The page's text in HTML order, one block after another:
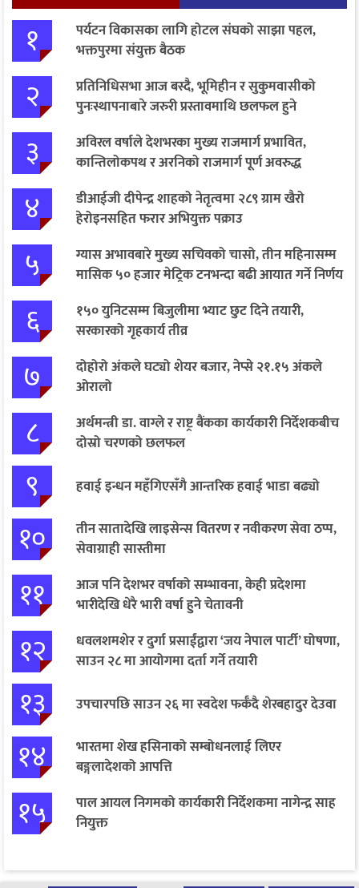
१
पर्यटन विकासका लागि होटल संघको साझा पहल,
भक्तपुरमा संयुक्त बैठक
२
प्रतिनिधिसभा आज बस्दै, भूमिहीन र सुकुमवासीको
पुनःस्थापनाबारे जरुरी प्रस्तावमाथि छलफल हुने
३
अविरल वर्षाले देशभरका मुख्य राजमार्ग प्रभावित,
कान्तिलोकपथ र अरनिको राजमार्ग पूर्ण अवरुद्ध
४
डीआईजी दीपेन्द्र शाहको नेतृत्वमा २८९ ग्राम खैरो
हेरोइनसहित फरार अभियुक्त पक्राउ
५
ग्यास अभावबारे मुख्य सचिवको चासो, तीन महिनासम्म
मासिक ५० हजार मेट्रिक टनभन्दा बढी आयात गर्ने निर्णय
६
१५० युनिटसम्म बिजुलीमा भ्याट छुट दिने तयारी,
सरकारको गृहकार्य तीव्र
७
दोहोरो अंकले घट्यो शेयर बजार, नेप्से २१.१५ अंकले
ओरालो
८
अर्थमन्त्री डा. वाग्ले र राष्ट्र बैंकका कार्यकारी निर्देशकबीच
दोस्रो चरणको छलफल
९ हवाई इन्धन महँगिएसँगै आन्तरिक हवाई भाडा बढ्यो
१०
तीन सातादेखि लाइसेन्स वितरण र नवीकरण सेवा ठप्प,
सेवाग्राही सास्तीमा
११
आज पनि देशभर वर्षाको सम्भावना, केही प्रदेशमा
भारीदेखि धेरै भारी वर्षा हुने चेतावनी
१२
धवलशमशेर र दुर्गा प्रसाईंद्वारा ‘जय नेपाल पार्टी’ घोषणा,
साउन २८ मा आयोगमा दर्ता गर्ने तयारी
१३ उपचारपछि साउन २६ मा स्वदेश फर्कँदै शेरबहादुर देउवा
१४
भारतमा शेख हसिनाको सम्बोधनलाई लिएर
बङ्गलादेशको आपत्ति
१५
पाल आयल निगमको कार्यकारी निर्देशकमा नागेन्द्र साह
नियुक्त